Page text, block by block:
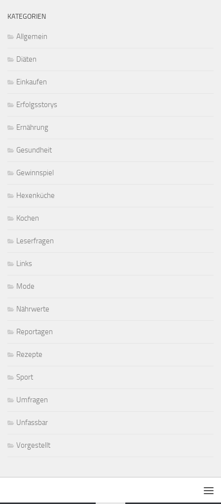
KATEGORIEN
Allgemein
Diäten
Einkaufen
Erfolgsstorys
Ernährung
Gesundheit
Gewinnspiel
Hexenküche
Kochen
Leserfragen
Links
Mode
Nährwerte
Reportagen
Rezepte
Sport
Umfragen
Unfassbar
Vorgestellt